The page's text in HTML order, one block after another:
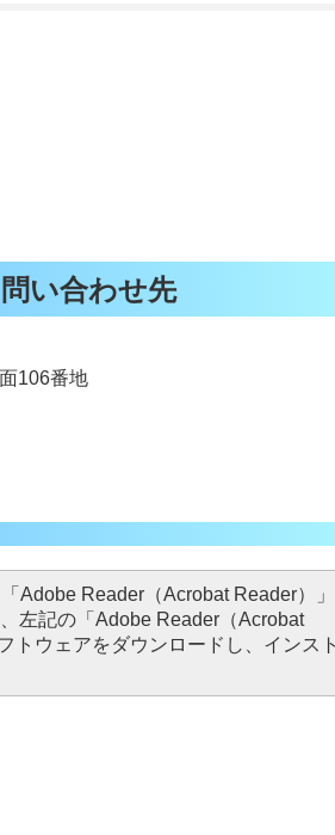
い合わせ先
106番地
Adobe Reader（Acrobat Reader）
左記の「Adobe Reader（Acrobat
トウェアをダウンロードし、インス